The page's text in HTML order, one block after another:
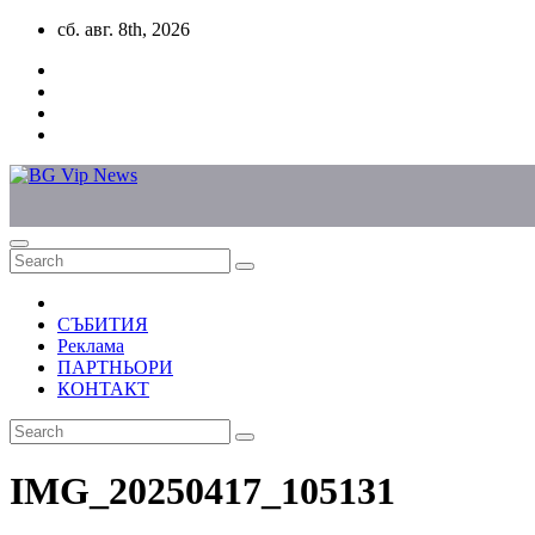
Skip
content
сб. авг. 8th, 2026
СЪБИТИЯ
Реклама
ПАРТНЬОРИ
КОНТАКТ
IMG_20250417_105131